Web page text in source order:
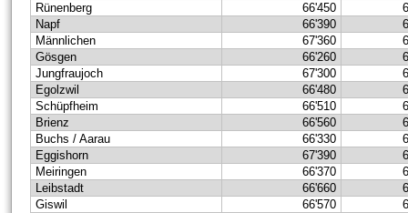
Rünenberg
66'450
Napf
66'390
Männlichen
67'360
Gösgen
66'260
Jungfraujoch
67'300
Egolzwil
66'480
Schüpfheim
66'510
Brienz
66'560
Buchs / Aarau
66'330
Eggishorn
67'390
Meiringen
66'370
Leibstadt
66'660
Giswil
66'570